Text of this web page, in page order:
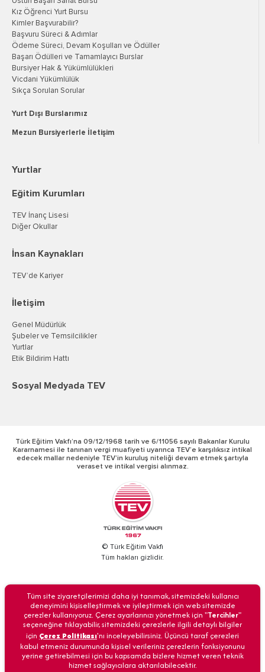
Kız Öğrenci Yurt Bursu
Kimler Başvurabilir?
Başvuru Süreci & Adımlar
Ödeme Süreci, Devam Koşulları ve Ödüller
Başarı Ödülleri ve Tamamlayıcı Burslar
Bursiyer Hak & Yükümlülükleri
Vicdani Yükümlülük
Sıkça Sorulan Sorular
Yurt Dışı Burslarımız
Mezun Bursiyerlerle İletişim
Yurtlar
Eğitim Kurumları
TEV İnanç Lisesi
Diğer Okullar
İnsan Kaynakları
TEV’de Kariyer
İletişim
Genel Müdürlük
Şubeler ve Temsilcilikler
Yurtlar
Etik Bildirim Hattı
Sosyal Medyada TEV
Türk Eğitim Vakfı’na 09/12/1968 tarih ve 6/11056 sayılı Bakanlar Kurulu
Kararnamesi ile tanınan vergi muafiyeti uyarınca TEV’e karşılıksız intikal
edecek mallar nedeniyle TEV’in kuruluş niteliği devam etmek şartıyla
veraset ve intikal vergisi alınmaz.
© Türk Eğitim Vakfı
Tüm hakları gizlidir.
BİZİ ARAYIN
Anasayfa İletişim Veri Güvenliği Kişisel Verilerin Korunması
Tüm site ziyaretçilerimizi daha iyi tanımak, sitemizdeki kullanıcı
deneyimini kişiselleştirmek ve iyileştirmek için web sitemizde
çerezler kullanıyoruz. Çerez ayarlarınızı yönetmek için "Tercihler"
seçeneğine tıklayabilir, sitemizdeki çerezlerle ilgili detaylı bilgiler
için Çerez Politikası'nı inceleyebilirsiniz. Üçüncü taraf çerezleri
kabul etmeniz durumunda kişisel verileriniz çerezlerin fonksiyonunu
yerine getirebilmesi için bu kapsamda bizlere hizmet veren teknik
hizmet sağlayıcılara aktarılabilecektir.